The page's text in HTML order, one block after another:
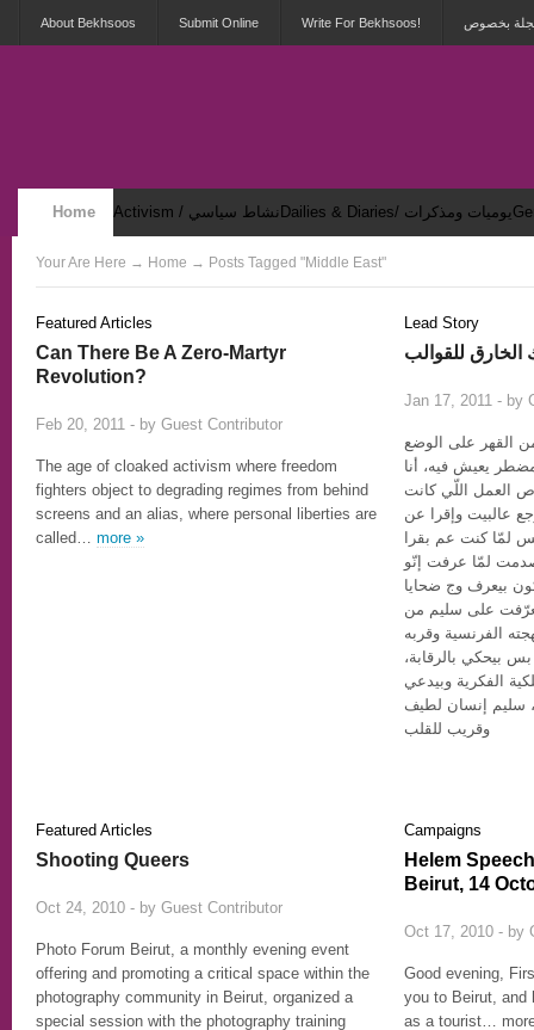
About Bekhsoos Submit Online Write For Bekhsoos! بخصوص
Home Activism / نشاط سياسي Dailies & Diaries/ يوميات ومذكرات
Security & Violence / أمان وعنف Your Are Here → Home → Posts Tagged "Middle East"
Featured Articles
Can There Be A Zero-Martyr
Revolution?
Feb 20, 2011 - by Guest Contributor
The age of cloaked activism where freedom
fighters object to degrading regimes from behind
screens and an alias, where personal liberties are
called… more »
Lead Story
الخارق للقوالب
Jan 17, 2011 - by
القهر على الوضع
يعيش فيه، أنا
العمل اللّي كانت
عالبيت وإقرا عن
لمّا كنت عم بقرا
لمّا عرفت إنّو
بيعرف وج ضحايا
على سليم من
الفرنسية وقربه
بيحكي بالرقابة،
الفكرية وبيدعي
سليم إنسان لطيف
وقريب للقلب
Featured Articles
Shooting Queers
Oct 24, 2010 - by Guest Contributor
Photo Forum Beirut, a monthly evening event
offering and promoting a critical space within the
photography community in Beirut, organized a
special session with the photography training
Campaigns
Helem
Beirut, 14
Oct 17, 2010 - by
Good evening,
you to Beirut, and
as a tourist…